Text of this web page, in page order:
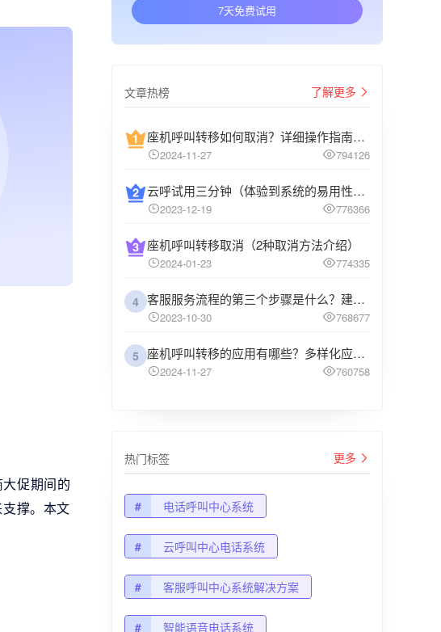
促期间的
撑。本文
7天免费试用
文章热榜 了解更多
座机呼叫转移如何取消？详细操作指南介绍
2024-11-27 794126
云呼试用三分钟（体验到系统的易用性和高效性）
2023-12-19 776366
座机呼叫转移取消（2种取消方法介绍）
2024-01-23 774335
4 客服服务流程的第三个步骤是什么？建议企业阅读
2023-10-30 768677
5 座机呼叫转移的应用有哪些？多样化应用场景解析
2024-11-27 760758
热门标签 更多
# 电话呼叫中心系统
# 云呼叫中心电话系统
# 客服呼叫中心系统解决方案
# 智能语音电话系统